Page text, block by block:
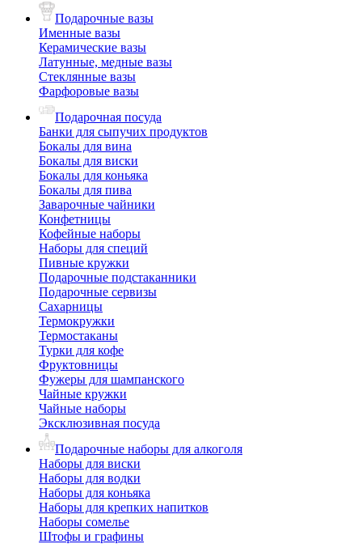
Подарочные вазы
Именные вазы
Керамические вазы
Латунные, медные вазы
Стеклянные вазы
Фарфоровые вазы
Подарочная посуда
Банки для сыпучих продуктов
Бокалы для вина
Бокалы для виски
Бокалы для коньяка
Бокалы для пива
Заварочные чайники
Конфетницы
Кофейные наборы
Наборы для специй
Пивные кружки
Подарочные подстаканники
Подарочные сервизы
Сахарницы
Термокружки
Термостаканы
Турки для кофе
Фруктовницы
Фужеры для шампанского
Чайные кружки
Чайные наборы
Эксклюзивная посуда
Подарочные наборы для алкоголя
Наборы для виски
Наборы для водки
Наборы для коньяка
Наборы для крепких напитков
Наборы сомелье
Штофы и графины